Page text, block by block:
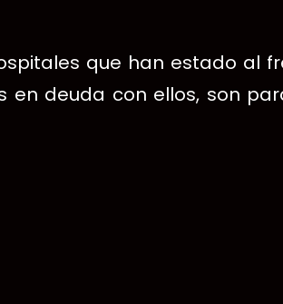
que han estado al
en deuda con ellos, son